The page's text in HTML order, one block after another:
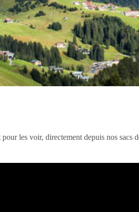
les voir, directement depuis nos